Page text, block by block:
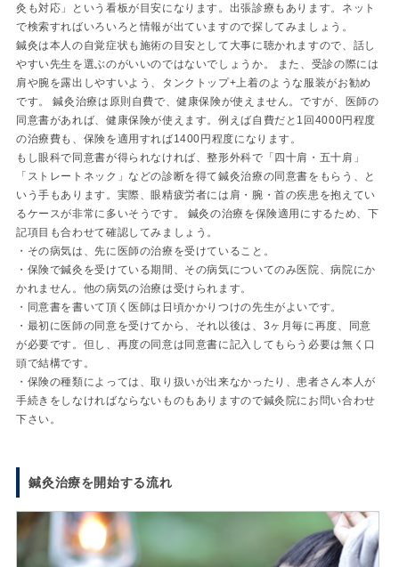
灸も対応」という看板が目安になります。出張診療もあります。ネット
で検索すればいろいろと情報が出ていますので探してみましょう。
鍼灸は本人の自覚症状も施術の目安として大事に聴かれますので、話し
やすい先生を選ぶのがいいのではないでしょうか。 また、受診の際には
肩や腕を露出しやすいよう、タンクトップ+上着のような服装がお勧め
です。 鍼灸治療は原則自費で、健康保険が使えません。ですが、医師の
同意書があれば、健康保険が使えます。例えば自費だと1回4000円程度
の治療費も、保険を適用すれば1400円程度になります。
もし眼科で同意書が得られなければ、整形外科で「四十肩・五十肩」
「ストレートネック」などの診断を得て鍼灸治療の同意書をもらう、と
いう手もあります。実際、眼精疲労者には肩・腕・首の疾患を抱えてい
るケースが非常に多いそうです。 鍼灸の治療を保険適用にするため、下
記項目も合わせて確認してみましょう。
・その病気は、先に医師の治療を受けていること。
・保険で鍼灸を受けている期間、その病気についてのみ医院、病院にか
かれません。他の病気の治療は受けられます。
・同意書を書いて頂く医師は日頃かかりつけの先生がよいです。
・最初に医師の同意を受けてから、それ以後は、3ヶ月毎に再度、同意
が必要です。但し、再度の同意は同意書に記入してもらう必要は無く口
頭で結構です。
・保険の種類によっては、取り扱いが出来なかったり、患者さん本人が
手続きをしなければならないものもありますので鍼灸院にお問い合わせ
下さい。
鍼灸治療を開始する流れ